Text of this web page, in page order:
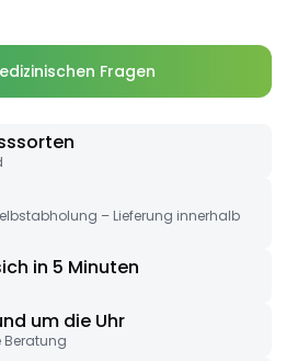
Fragen
– Lieferung innerhalb
in 5 Minuten
um die Uhr
Beratung